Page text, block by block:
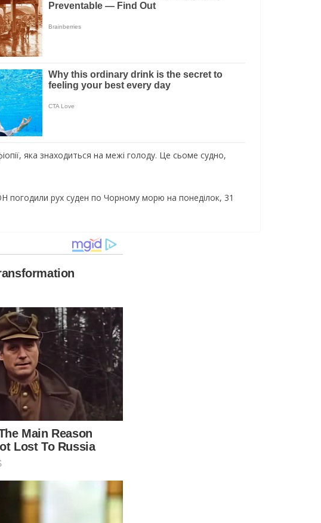
яка знаходиться на межі голоду. Це сьоме судно,
погодили рух суден по Чорному морю на понеділок, 31